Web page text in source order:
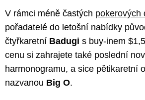
V rámci méně častých pokerových
pořadatelé do letošní nabídky
čtyřkaretní Badugi s buy-inem
cenu si zahrajete také poslední
harmonogramu, a sice pětikaretní
nazvanou Big O.